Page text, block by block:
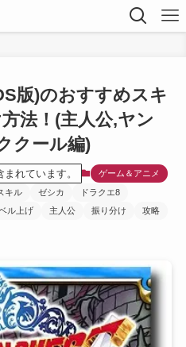
版)のおすすめスキ
法！(主人公,ヤン
クール編)
れています。
ゲーム＆アニメ
キル ゼシカ
ドラクエ8
ル上げ 主人公 振り分け 攻略